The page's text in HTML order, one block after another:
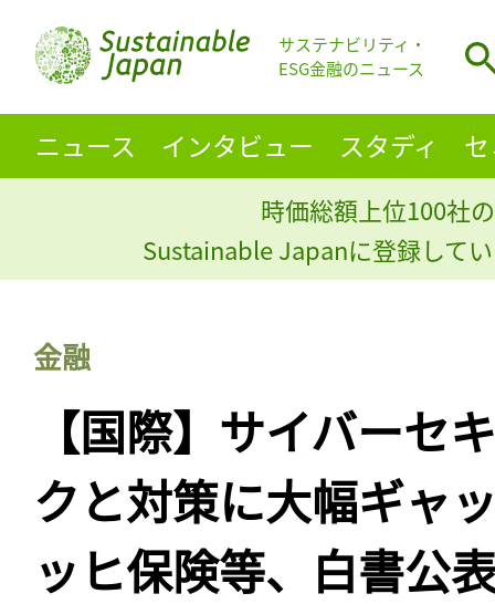
サステナビリティ・
ESG金融のニュース
ニュース インタビュー スタディ
時価総額上位100社
Sustainable Japanに登録して
金融
【国際】サイバーセ
クと対策に大幅ギャ
ッヒ保険等、白書公